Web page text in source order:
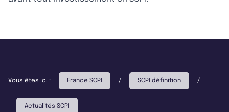
Vous êtes ici : France SCPI / SCPI définition /
Actualités SCPI